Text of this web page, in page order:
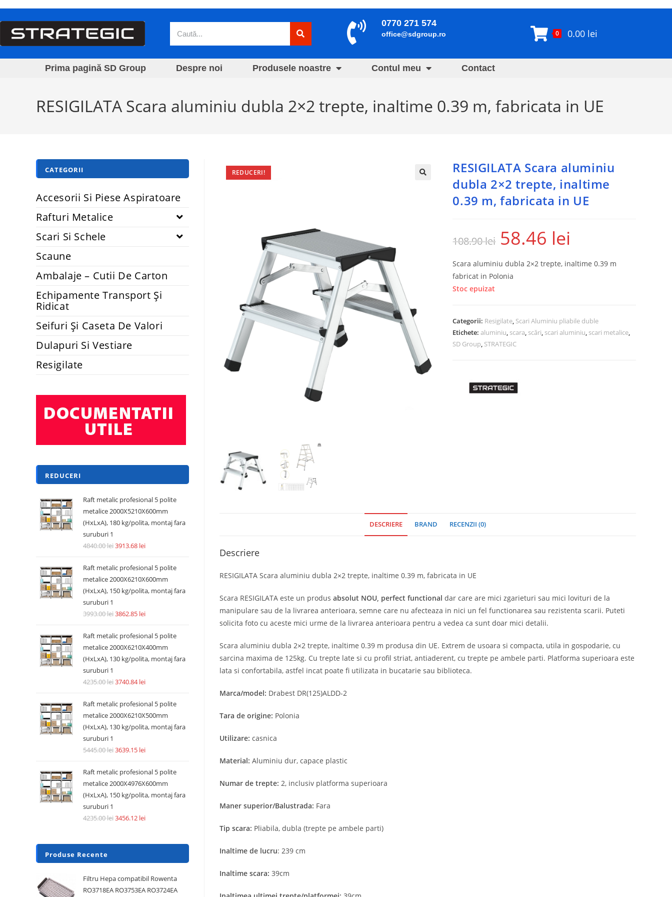
0770 271 574
office@sdgroup.ro 0 0.00 lei
Prima pagină SD Group Despre noi Produsele noastre Contul meu Contact
RESIGILATA Scara aluminiu dubla 2×2 trepte, inaltime 0.39 m, fabricata in UE
REDUCERI!
RESIGILATA Scara aluminiu
dubla 2×2 trepte, inaltime
0.39 m, fabricata in UE
108.90lei 58.46 lei
Scara aluminiu dubla 2×2 trepte, inaltime 0.39 m
fabricat in Polonia
Stoc epuizat
Categorii: Resigilate, Scari Aluminiu pliabile duble
Etichete:aluminiu, scara, scări, scari aluminiu, scari metalice,
SD Group, STRATEGIC
DESCRIERE BRAND RECENZII (0)
Descriere
RESIGILATA Scara aluminiu dubla 2×2 trepte, inaltime 0.39 m, fabricata in UE
Scara RESIGILATA este un produs absolut NOU, perfect functional dar care are mici zgarieturi sau mici lovituri de la
manipulare sau de la livrarea anterioara, semne care nu afecteaza in nici un fel functionarea sau rezistenta scarii. Puteti
solicita foto cu aceste mici urme de la livrarea anterioara pentru a vedea ca sunt doar mici detalii.
Scara aluminiu dubla 2×2 trepte, inaltime 0.39 m produsa din UE. Extrem de usoara si compacta, utila in gospodarie, cu
sarcina maxima de 125kg. Cu trepte late si cu profil striat, antiaderent, cu trepte pe ambele parti. Platforma superioara este
lata si confortabila, astfel incat poate fi utilizata in bucatarie sau biblioteca.
Marca/model: Drabest DR(125)ALDD-2
Tara de origine: Polonia
Utilizare: casnica
Material: Aluminiu dur, capace plastic
Numar de trepte: 2, inclusiv platforma superioara
Maner superior/Balustrada: Fara
Tip scara: Pliabila, dubla (trepte pe ambele parti)
Inaltime de lucru: 239 cm
Inaltime scara: 39cm
CATEGORII
Accesorii Si Piese Aspiratoare
Rafturi Metalice
Scari Si Schele
Scaune
Ambalaje – Cutii De Carton
Echipamente Transport Și
Ridicat
Seifuri Și Caseta De Valori
Dulapuri Si Vestiare
Resigilate
REDUCERI
Raft metalic profesional 5 polite
metalice 2000X5210X600mm
(HxLxA), 180 kg/polita, montaj fara
suruburi 1
4840.00lei3913.68 lei
Raft metalic profesional 5 polite
metalice 2000X6210X600mm
(HxLxA), 150 kg/polita, montaj fara
suruburi 1
3993.00lei3862.85 lei
Raft metalic profesional 5 polite
metalice 2000X6210X400mm
(HxLxA), 130 kg/polita, montaj fara
suruburi 1
4235.00lei3740.84lei
Raft metalic profesional 5 polite
metalice 2000X6210X500mm
(HxLxA), 130 kg/polita, montaj fara
suruburi 1
5445.00lei3639.15 lei
Raft metalic profesional 5 polite
metalice 2000X4976X600mm
(HxLxA), 150 kg/polita, montaj fara
suruburi 1
4235.00lei3456.12 lei
Produse Recente
Filtru Hepa compatibil Rowenta
RO3718EA RO3753EA RO3724EA